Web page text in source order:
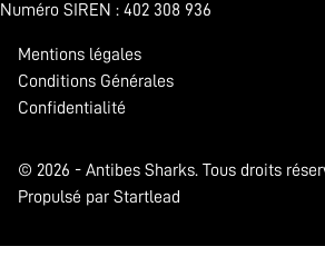
Numéro SIREN : 402 308 936
Mentions légales
Conditions Générales
Confidentialité
© 2026 - Antibes Sharks. Tous droits
Propulsé par Startlead